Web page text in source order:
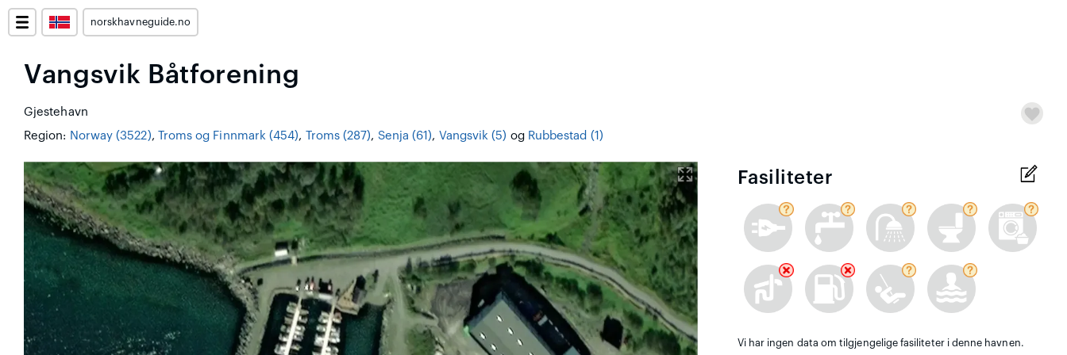
norskhavneguide.no
Vangsvik Båtforening
Gjestehavn
Region: Norway (3522), Troms og Finnmark (454), Troms (287), Senja (61), Vangsvik (5) og Rubbestad (1)
Fasiliteter
Vi har ingen data om tilgjengelige fasiliteter i denne havnen.